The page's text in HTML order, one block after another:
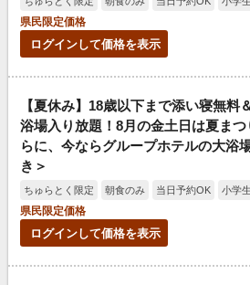
県民限定価格
ログインして価格を表示
【夏休み】18歳以下まで添い寝無料
浴場入り放題！8月の金土日は夏ま
らに、今ならグループホテルの大浴
き＞
ちゅらとく限定 朝食のみ 当日予約OK 小学
県民限定価格
ログインして価格を表示